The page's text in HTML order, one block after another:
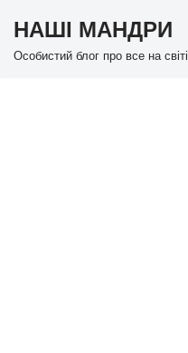
Перейти
НАШІ МАНДРИ
Особистий блог про все на світі